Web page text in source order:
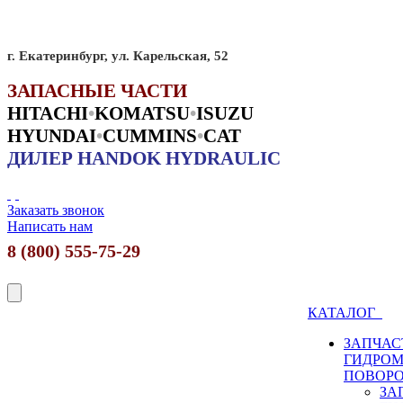
г. Екатеринбург, ул. Карельская, 52
ЗАПАСНЫЕ ЧАСТИ
HITACHI•KOMATSU•ISUZU
HYUNDAI•CUMMINS•CAT
ДИЛЕР HANDOK HYDRAULIC
Заказать звонок
Написать нам
8 (800) 555-75-29
КАТАЛОГ